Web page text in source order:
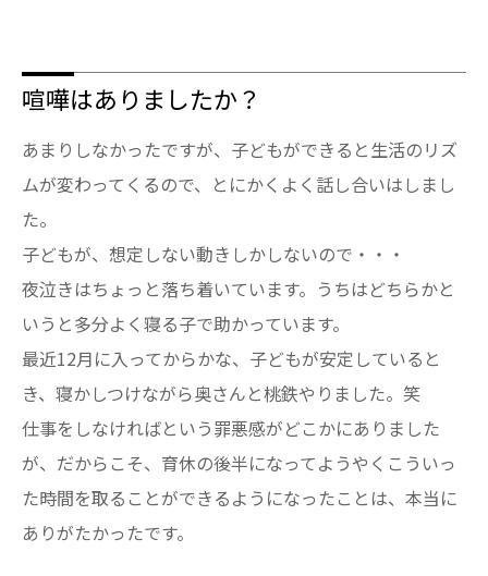
喧嘩はありましたか？
あまりしなかったですが、子どもができると生活のリズ
ムが変わってくるので、とにかくよく話し合いはしまし
た。
子どもが、想定しない動きしかしないので・・・
夜泣きはちょっと落ち着いています。うちはどちらかと
いうと多分よく寝る子で助かっています。
最近12月に入ってからかな、子どもが安定していると
き、寝かしつけながら奥さんと桃鉄やりました。笑
仕事をしなければという罪悪感がどこかにありました
が、だからこそ、育休の後半になってようやくこういっ
た時間を取ることができるようになったことは、本当に
ありがたかったです。